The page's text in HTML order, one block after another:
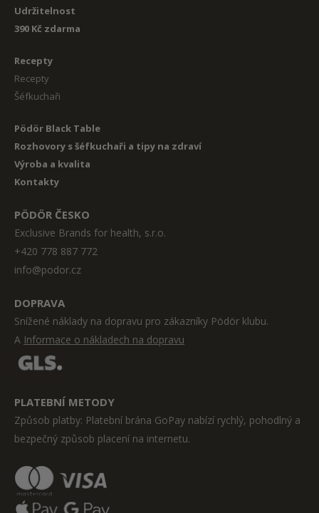
Udržitelnost
390 Kč zdarma
Recepty
Recepty
Šéfkuchaři
Pödör Black Table
Rozhovory s šéfkuchaři a tipy na zdraví
Výroba a kvalita
Kontakty
PÖDÖR ČESKO
Exclusive Brands for health, s.r.o.
+420 778 887 772
info@podor.cz
DOPRAVA
Snížené náklady na dopravu pro zákazníky Pödör klubu.
A Informace o nákladech na dopravu
PLATEBNÍ METODY
Způsob platby: Platební brána GoPay nabízí rychlý, pohodlný a
bezpečný způsob placení na internetu.